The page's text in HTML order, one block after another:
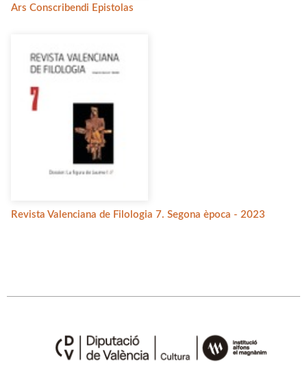
Ars Conscribendi Epistolas
Revista Valenciana de Filologia 7. Segona època - 2023